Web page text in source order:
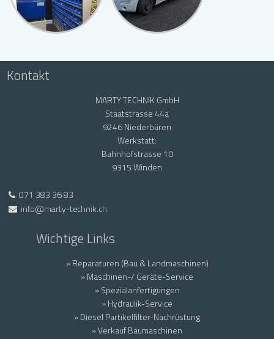
Kontakt
MARTY TECHNIK GmbH
Staatstrasse 44a
9246 Niederbüren
Werkstatt:
Bahnhofstrasse 10
9315 Winden
071 383 36 83
info@marty-technik.ch
Wichtige Links
» Reparaturen (Bau & Landmaschinen)
» Maschinen-/ Geräte-Service
» Spezialanfertigungen
» Hydraulik-Service
» Diesel Partikelfilter-Nachrüstung
» Verkauf Baumaschinen